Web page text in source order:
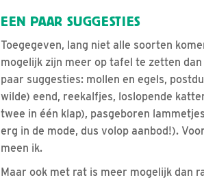
EEN PAAR SUGGESTIES
Toegegeven, lang niet alle soorten
mogelijk zijn meer op tafel te zetten
paar suggesties: mollen en egels,
wilde) eend, reekalfjes, loslopende
twee in één klap), pasgeboren
erg in de mode, dus volop aanbod!).
meen ik.
Maar ook met rat is meer mogelijk dan